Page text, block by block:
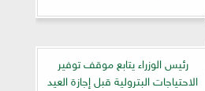
رئيس الوزراء يتابع موقف توفير
الاحتياجات البترولية قبل إجازة العيد